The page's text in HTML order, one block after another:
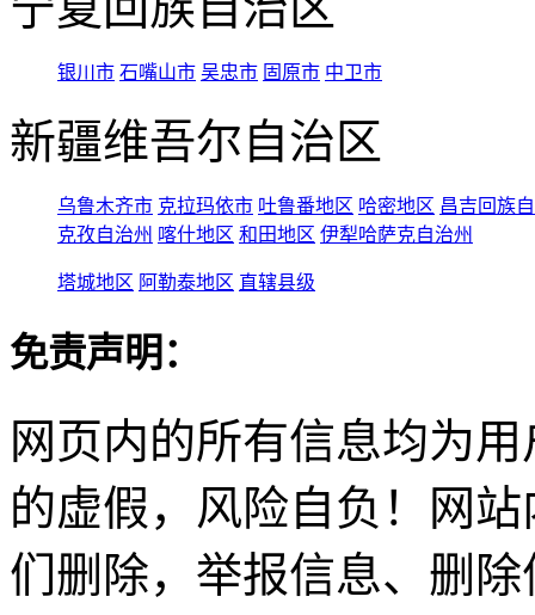
银川市 石嘴山市 吴忠市 固原市 中卫市
新疆维吾尔自治区
乌鲁木齐市 克拉玛依市 吐鲁番地区 哈密地区 昌吉回族
克孜自治州 喀什地区 和田地区 伊犁哈萨克自治州
塔城地区 阿勒泰地区 直辖县级
免责声明：
网页内的所有信息均为
的虚假，风险自负！网
们删除，举报信息、删